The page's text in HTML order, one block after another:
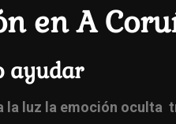
en A
ayudar
la luz la emoción oculta